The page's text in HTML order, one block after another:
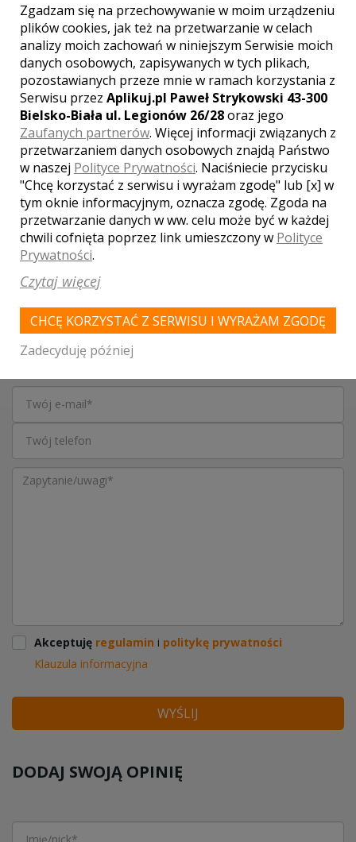
MIEJSCOWOŚCI W POBLIŻU
Wesele Nowy Tomyśl,Wesele Szamotuły,Wesele
Oborniki,Wesele Rogoźno,Wesele Pobiedziska,
Wesele Września, Wesele Kostrzyn,Wesele Środa
Wielkopolska
WASZA OCENA:
0.00| głosów:0
SKONTAKTUJ SIĘ Z LOKALEM,
OTRZYMASZ WYJĄTKOWĄ OFERTĘ
Akceptuję regulamin i politykę prywatności
Klauzula informacyjna
WYŚLIJ
DODAJ SWOJĄ OPINIĘ
Zgadzam się na przechowywanie w moim urządzeniu
plików cookies, jak też na przetwarzanie w celach
analizy moich zachowań w niniejszym Serwisie moich
danych osobowych, zapisywanych w tych plikach,
pozostawianych przeze mnie w ramach korzystania z
Serwisu przez Aplikuj.pl Paweł Strykowski 43-300
Bielsko-Biała ul. Legionów 26/28oraz jego
Zaufanych partnerów. Więcej informacji związanych z
przetwarzaniem danych osobowych znajdą Państwo
w naszej Polityce Prywatności. Naciśniecie przycisku
"Chcę korzystać z serwisu i wyrażam zgodę" lub [x] w
tym oknie informacyjnym, oznacza zgodę. Zgoda na
przetwarzanie danych w ww. celu może być w każdej
chwili cofnięta poprzez link umieszczony w Polityce
Prywatności.
Czytaj więcej
CHCĘ KORZYSTAĆ Z SERWISU I WYRAŻAM ZGODĘ
Zadecyduję później